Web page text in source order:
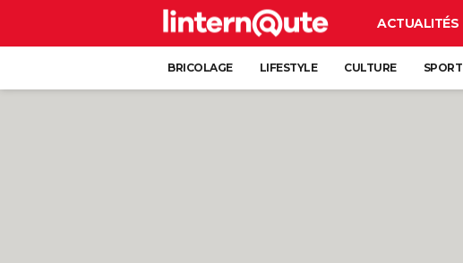
ACTUALITÉS
BRICOLAGE LIFESTYLE CULTURE SPORT